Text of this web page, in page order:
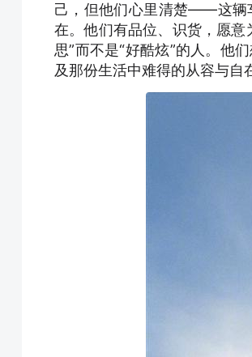
己，但他们心里清楚——这辆
在。他们有品位、识货，愿
思”而不是“好酷炫”的人。他
及那份生活中难得的从容与自